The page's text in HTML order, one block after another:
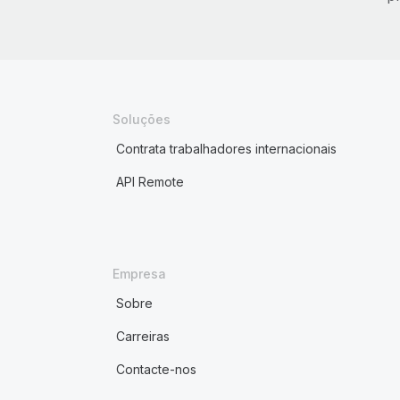
Soluções
Contrata trabalhadores internacionais
API Remote
Empresa
Sobre
Carreiras
Contacte-nos